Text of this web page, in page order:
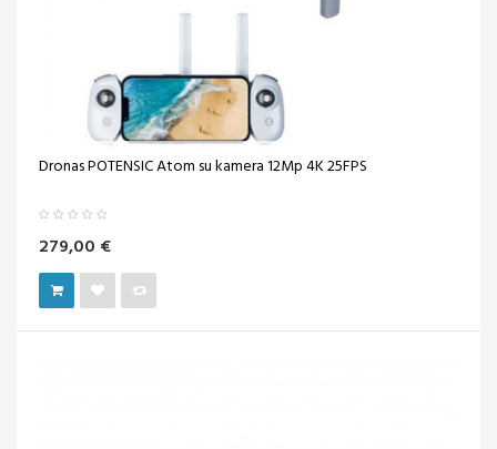
Dronas POTENSIC Atom su kamera 12Mp 4K 25FPS
279,00 €